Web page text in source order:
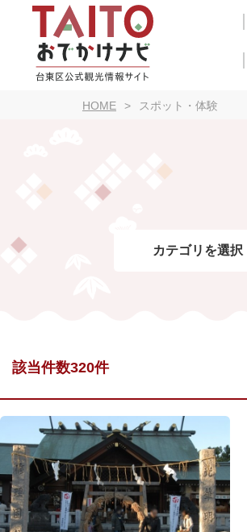
HOME スポット・体験
カテゴリを選択
該当件数320件